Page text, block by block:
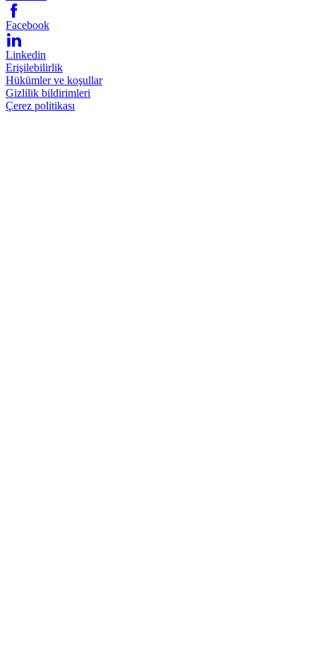
Facebook
Linkedin
Erişilebilirlik
Hükümler ve koşullar
Gizlilik bildirimleri
Çerez politikası